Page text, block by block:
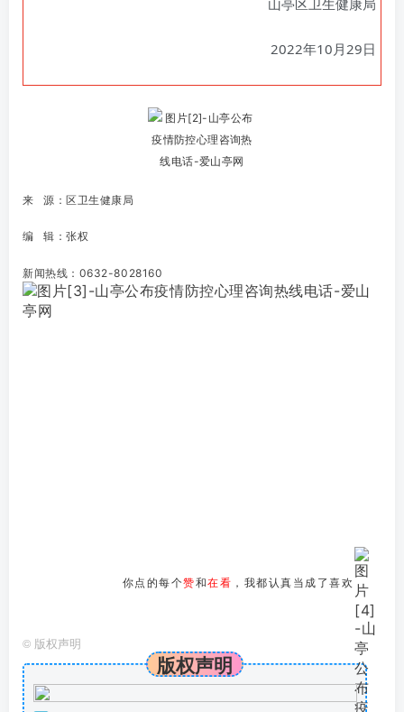
山亭区卫生健康局
2022年10月29日
来 源：区卫生健康局
编 辑：张权
新闻热线：0632-8028160
你点的每个赞和在看 ，我都认真当成了喜欢
© 版权声明
版权声明